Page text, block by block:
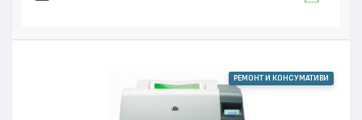
РЕМОНТ И КОНСУМАТИВИ